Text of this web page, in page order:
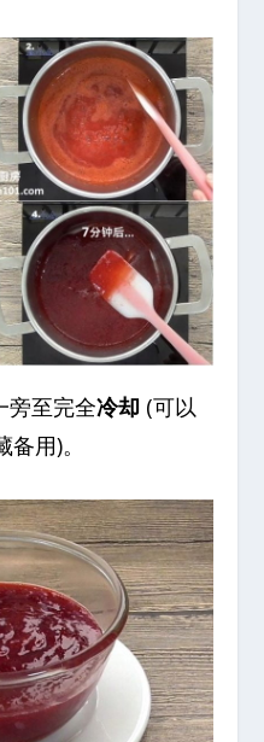
旁至完全冷却 (可以
用)。